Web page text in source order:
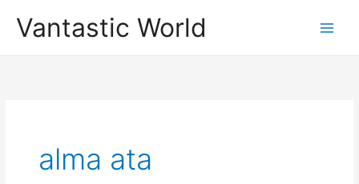
Vantastic World
alma ata